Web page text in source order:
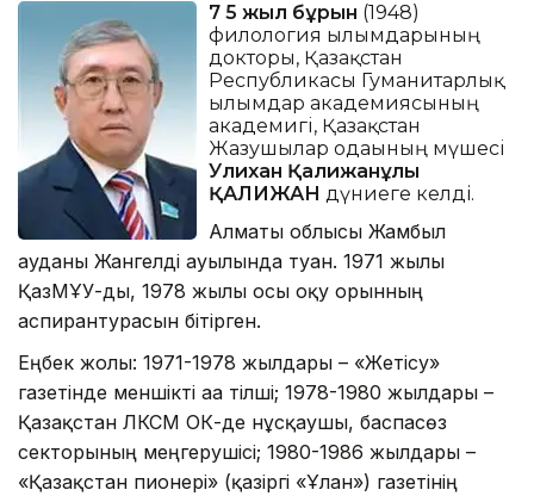
7 5 жыл бұрын (1948)
филология ғылымдарының
докторы, Қазақстан
Республикасы Гуманитарлық
ғылымдар академиясының
академигi, Қазақстан
Жазушылар одағының мүшесi
Уәлихан Қалижанұлы
ҚАЛИЖАН дүниеге келді.
Алматы облысы Жамбыл
ауданы Жангелді ауылында туған. 1971 жылы
ҚазМҰУ-ды, 1978 жылы осы оқу орынның
аспирантурасын бітірген.
Еңбек жолы: 1971-1978 жылдары – «Жетісу»
газетінде меншікті аға тілші; 1978-1980 жылдары –
Қазақстан ЛКСМ ОК-де нұсқаушы, баспасөз
секторының меңгерушісі; 1980-1986 жылдары –
«Қазақстан пионері» (қазіргі «Ұлан») газетінің